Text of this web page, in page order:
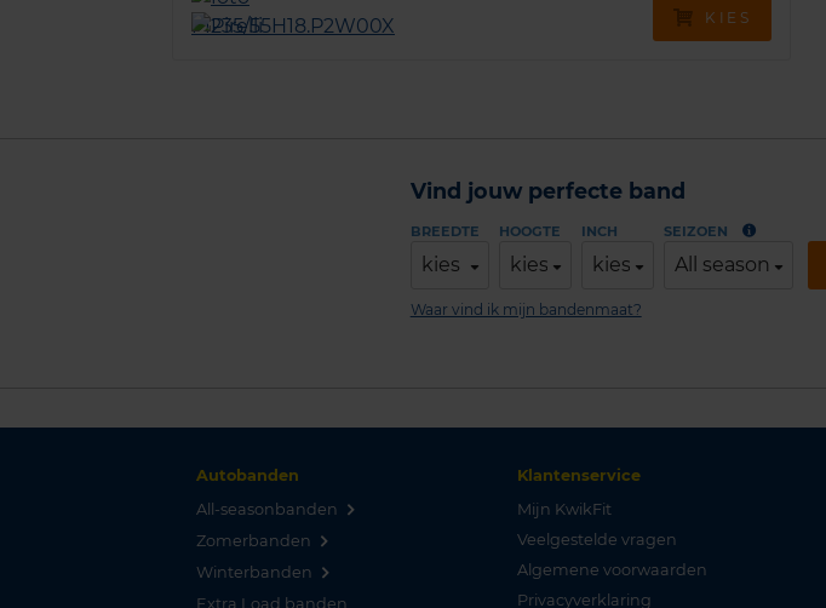
KIES
Vind jouw perfecte band
BREEDTE
kies
HOOGTE
kies
INCH
kies
SEIZOEN
All season
Waar vind ik mijn bandenmaat?
Autobanden
All-seasonbanden
Zomerbanden
Winterbanden
Extra Load banden
Klantenservice
Mijn KwikFit
Veelgestelde vragen
Algemene voorwaarden
Privacyverklaring